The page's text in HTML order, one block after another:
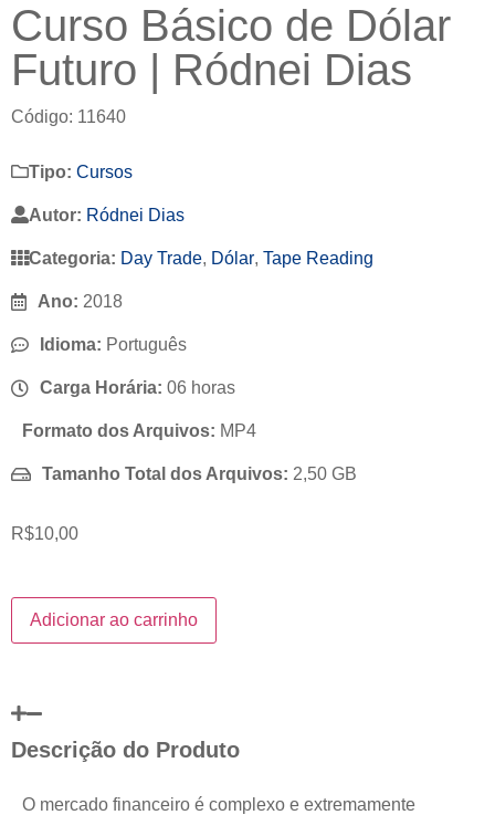
Curso Básico de Dólar
Futuro | Ródnei Dias
Código: 11640
Tipo: Cursos
Autor: Ródnei Dias
Categoria: Day Trade, Dólar, Tape Reading
Ano: 2018
Idioma: Português
Carga Horária: 06 horas
Formato dos Arquivos: MP4
Tamanho Total dos Arquivos: 2,50 GB
R$10,00
Adicionar ao carrinho
Descrição do Produto
O mercado financeiro é complexo e extremamente